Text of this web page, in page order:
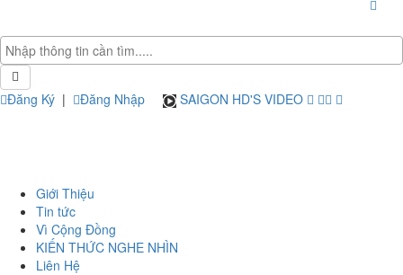
Đăng Ký | Đăng Nhập SAIGON HD'S VIDEO
Giới Thiệu
Tin tức
Vì Cộng Đồng
KIẾN THỨC NGHE NHÌN
Liên Hệ